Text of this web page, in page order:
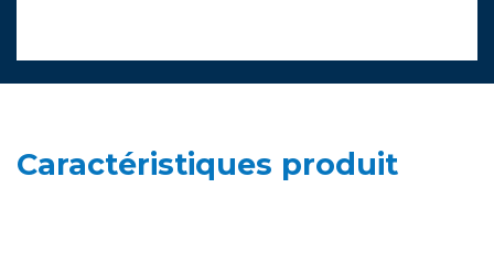
Caractéristiques produit